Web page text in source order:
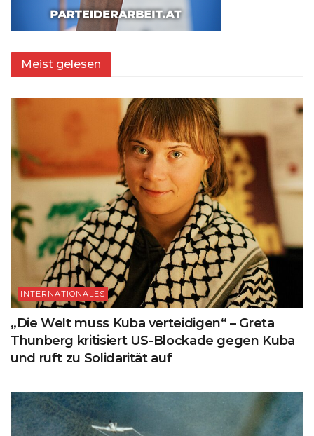
Meist gelesen
INTERNATIONALES
„Die Welt muss Kuba verteidigen“ – Greta
Thunberg kritisiert US-Blockade gegen Kuba
und ruft zu Solidarität auf